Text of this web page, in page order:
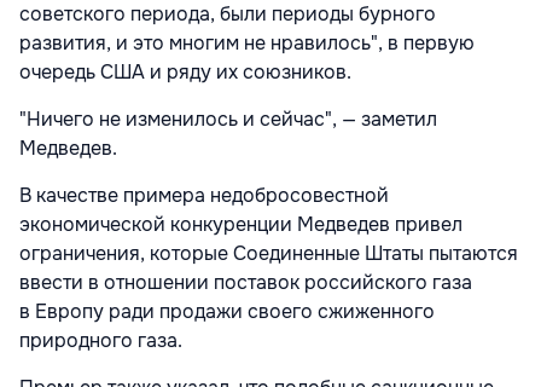
советского периода, были периоды бурного
развития, и это многим не нравилось", в первую
очередь США и ряду их союзников.
"Ничего не изменилось и сейчас", — заметил
Медведев.
В качестве примера недобросовестной
экономической конкуренции Медведев привел
ограничения, которые Соединенные Штаты пытаются
ввести в отношении поставок российского газа
в Европу ради продажи своего сжиженного
природного газа.